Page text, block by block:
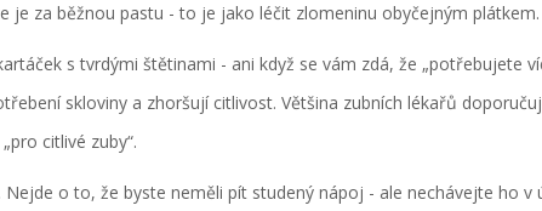
je za běžnou pastu - to je jako léčit zlomeninu obyčejným plátkem.
s tvrdými štětinami - ani když se vám zdá, že „potřebujete
skloviny a zhoršují citlivost. Většina zubních lékařů
citlivé zuby“.
o to, že byste neměli pít studený nápoj - ale nechávejte ho v